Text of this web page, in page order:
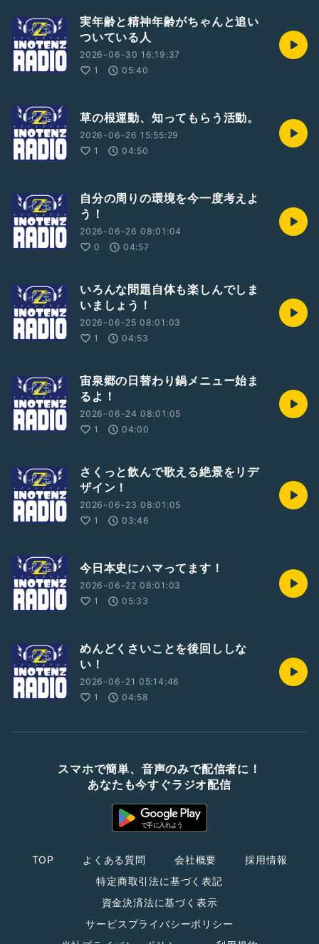
実年齢と精神年齢がちゃんと追い
ついている人
2026-06-30 16:19:37
1
05:40
草の根運動、知ってもらう活動。
2026-06-26 15:55:29
1
04:50
自分の周りの環境を今一度考えよ
う！
2026-06-26 08:01:04
0
04:57
いろんな問題自体も楽しんでしま
いましょう！
2026-06-25 08:01:03
1
04:53
宙泉郷の日替わり鍋メニュー始ま
るよ！
2026-06-24 08:01:05
1
04:00
さくっと飲んで歌える絶景をリデ
ザイン！
2026-06-23 08:01:05
1
03:46
今日本史にハマってます！
2026-06-22 08:01:03
1
05:33
めんどくさいことを後回ししな
い！
2026-06-21 05:14:46
1
04:58
スマホで簡単、音声のみで配信者に！
あなたも今すぐラジオ配信
TOP よくある質問 会社概要
採用情報
特定商取引法に基づく表記
資金決済法に基づく表示
サービスプライバシーポリシー